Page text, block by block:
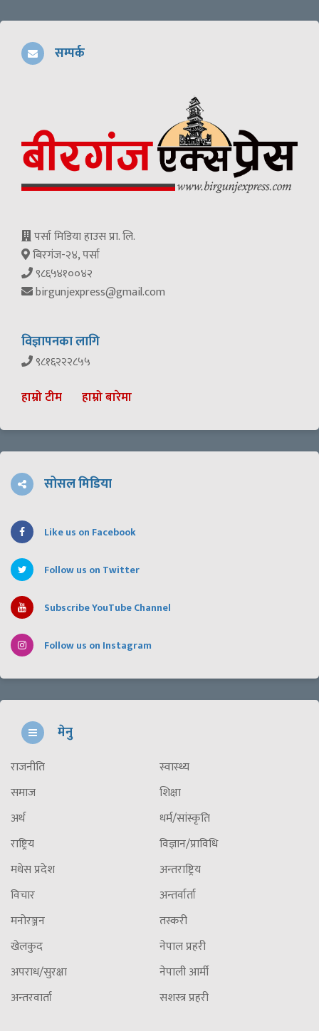
सम्पर्क
पर्सा मिडिया हाउस प्रा. लि.
बिरगंज-२४, पर्सा
९८६५४१००४२
birgunjexpress@gmail.com
विज्ञापनका लागि
९८१६२२२८५५
हाम्रो टीम हाम्रो बारेमा
सोसल मिडिया
Like us on Facebook
Follow us on Twitter
Subscribe YouTube Channel
Follow us on Instagram
मेनु
राजनीति
समाज
अर्थ
राष्ट्रिय
मधेस प्रदेश
विचार
मनोरञ्जन
खेलकुद
अपराध/सुरक्षा
अन्तरवार्ता
स्वास्थ्य
शिक्षा
धर्म/सांस्कृति
विज्ञान/प्राविधि
अन्तराष्ट्रिय
अन्तर्वार्ता
तस्करी
नेपाल प्रहरी
नेपाली आर्मी
सशस्त्र प्रहरी